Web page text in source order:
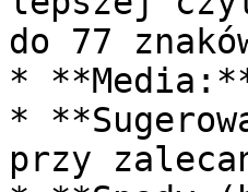
do 77
*
*
przy